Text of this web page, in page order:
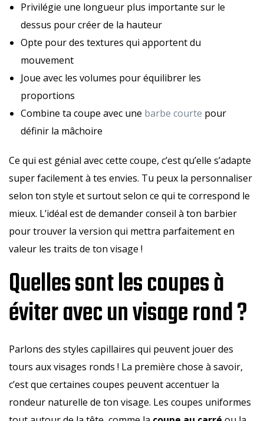
Privilégie une longueur plus importante sur le
dessus pour créer de la hauteur
Opte pour des textures qui apportent du
mouvement
Joue avec les volumes pour équilibrer les
proportions
Combine ta coupe avec une barbe courte pour
définir la mâchoire
Ce qui est génial avec cette coupe, c’est qu’elle s’adapte
super facilement à tes envies. Tu peux la personnaliser
selon ton style et surtout selon ce qui te correspond le
mieux. L’idéal est de demander conseil à ton barbier
pour trouver la version qui mettra parfaitement en
valeur les traits de ton visage !
Quelles sont les coupes à
éviter avec un visage rond ?
Parlons des styles capillaires qui peuvent jouer des
tours aux visages ronds ! La première chose à savoir,
c’est que certaines coupes peuvent accentuer la
rondeur naturelle de ton visage. Les coupes uniformes